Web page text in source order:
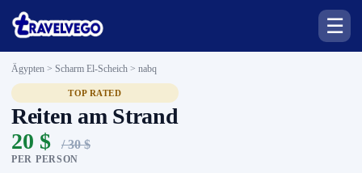
☰
Ägypten > Scharm El-Scheich > nabq
TOP RATED
Reiten am Strand
20 $
/ 30 $
PER PERSON